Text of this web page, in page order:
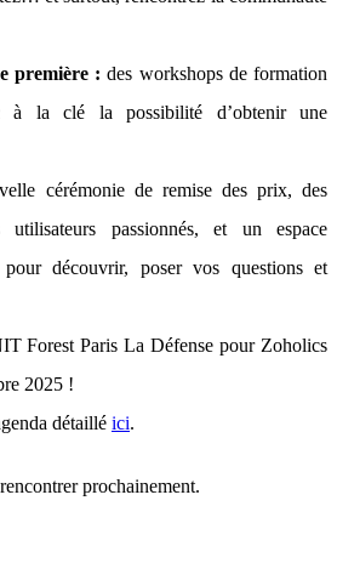
première :des workshops de formation
à la clé la possibilité d’obtenir une
cérémonie de remise des prix, des
utilisateurs passionnés, et un espace
pour découvrir, poser vos questions et
Forest Paris La Défense pour Zoholics
2025 !
détaillé ici.
prochainement.